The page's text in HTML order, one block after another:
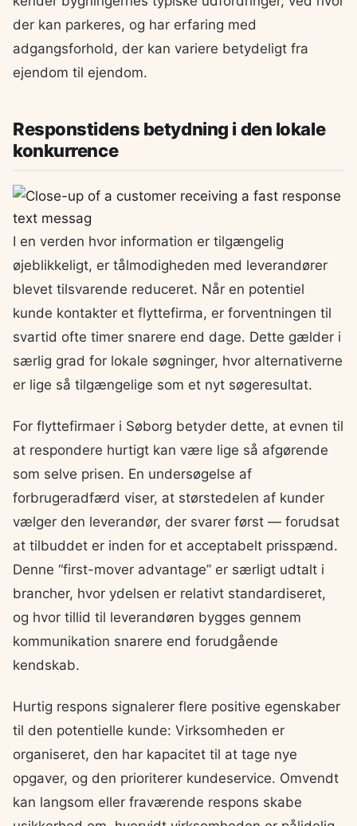
der kan parkeres, og har erfaring med
adgangsforhold, der kan variere betydeligt fra
ejendom til ejendom.
Responstidens betydning i den lokale
konkurrence
I en verden hvor information er tilgængelig
øjeblikkeligt, er tålmodigheden med leverandører
blevet tilsvarende reduceret. Når en potentiel
kunde kontakter et flyttefirma, er forventningen til
svartid ofte timer snarere end dage. Dette gælder i
særlig grad for lokale søgninger, hvor alternativerne
er lige så tilgængelige som et nyt søgeresultat.
For flyttefirmaer i Søborg betyder dette, at evnen til
at respondere hurtigt kan være lige så afgørende
som selve prisen. En undersøgelse af
forbrugeradfærd viser, at størstedelen af kunder
vælger den leverandør, der svarer først — forudsat
at tilbuddet er inden for et acceptabelt prisspænd.
Denne “first-mover advantage” er særligt udtalt i
brancher, hvor ydelsen er relativt standardiseret,
og hvor tillid til leverandøren bygges gennem
kommunikation snarere end forudgående
kendskab.
Hurtig respons signalerer flere positive egenskaber
til den potentielle kunde: Virksomheden er
organiseret, den har kapacitet til at tage nye
opgaver, og den prioriterer kundeservice. Omvendt
kan langsom eller fraværende respons skabe